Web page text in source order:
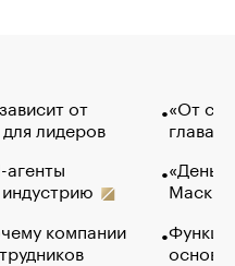
от
лидеров
компании
«От
глава
Маск в
основ